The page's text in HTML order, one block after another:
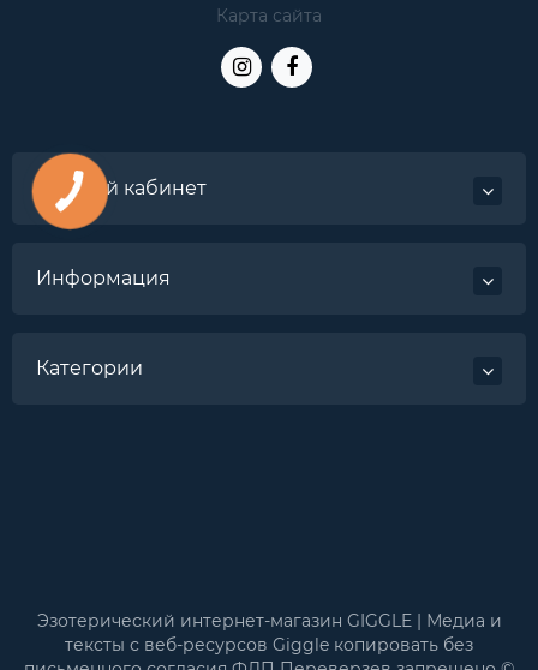
Карта сайта
Личный кабинет
Информация
Категории
Эзотерический интернет-магазин GIGGLE | Медиа и
тексты с веб-ресурсов Giggle копировать без